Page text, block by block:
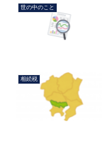
世の中のこと
相続税